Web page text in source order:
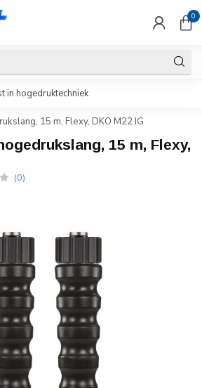
0
in hogedruktechniek
15 m, Flexy, DKO M22 IG
15 m, Flexy,
(0)